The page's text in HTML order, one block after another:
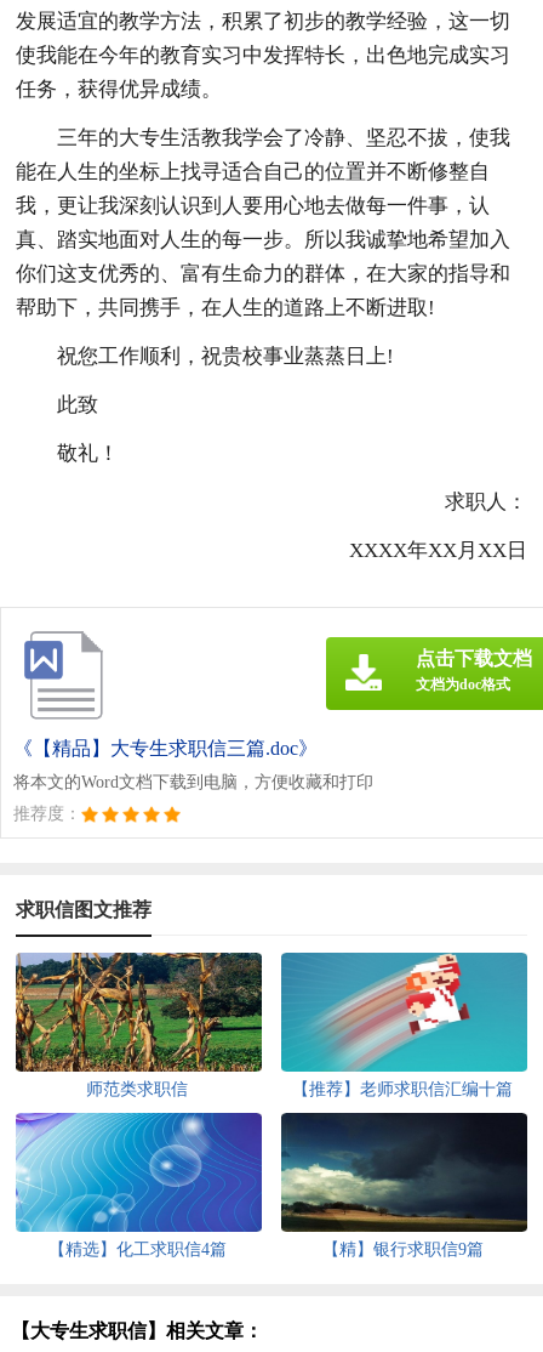
发展适宜的教学方法，积累了初步的教学经验，这一切
使我能在今年的教育实习中发挥特长，出色地完成实习
任务，获得优异成绩。
三年的大专生活教我学会了冷静、坚忍不拔，使我
能在人生的坐标上找寻适合自己的位置并不断修整自
我，更让我深刻认识到人要用心地去做每一件事，认
真、踏实地面对人生的每一步。所以我诚挚地希望加入
你们这支优秀的、富有生命力的群体，在大家的指导和
帮助下，共同携手，在人生的道路上不断进取!
祝您工作顺利，祝贵校事业蒸蒸日上!
此致
敬礼！
求职人：
XXXX年XX月XX日
《【精品】大专生求职信三篇.doc》
将本文的Word文档下载到电脑，方便收藏和打印
推荐度：
点击下载文档
文档为doc格式
求职信图文推荐
师范类求职信 【推荐】老师求职信汇编十篇
【精选】化工求职信4篇 【精】银行求职信9篇
【大专生求职信】相关文章：